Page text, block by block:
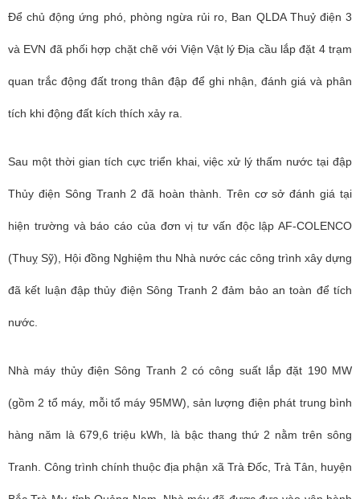
Để chủ động ứng phó, phòng ngừa rủi ro, Ban QLDA Thuỷ điện 3
và EVN đã phối hợp chặt chẽ với Viện Vật lý Địa cầu lắp đặt 4 trạm
quan trắc động đất trong thân đập để ghi nhận, đánh giá và phân
tích khi động đất kích thích xảy ra.
Sau một thời gian tích cực triển khai, việc xử lý thấm nước tại đập
Thủy điện Sông Tranh 2 đã hoàn thành. Trên cơ sở đánh giá tại
hiện trường và báo cáo của đơn vị tư vấn độc lập AF-COLENCO
(Thuỵ Sỹ), Hội đồng Nghiệm thu Nhà nước các công trình xây dựng
đã kết luận đập thủy điện Sông Tranh 2 đảm bảo an toàn để tích
nước.
Nhà máy thủy điện Sông Tranh 2 có công suất lắp đặt 190 MW
(gồm 2 tổ máy, mỗi tổ máy 95MW), sản lượng điện phát trung bình
hàng năm là 679,6 triệu kWh, là bậc thang thứ 2 nằm trên sông
Tranh. Công trình chính thuộc địa phận xã Trà Đốc, Trà Tân, huyện